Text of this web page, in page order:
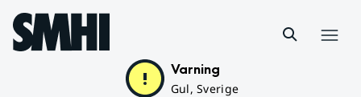
Hoppa till sidans innehåll
Varning
Gul, Sverige